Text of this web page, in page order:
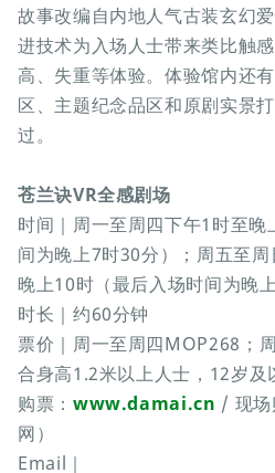
故事改编自内地人气古装玄幻
进技术为入场人士带来类比触
高、失重等体验。体验馆内还
区、主题纪念品区和原剧实景
过。
苍兰诀VR全感剧场
时间｜周一至周四下午1时至
间为晚上7时30分）；周五至
晚上10时（最后入场时间为晚上
时长｜约60分钟
票价｜周一至周四MOP268；
合身高1.2米以上人士，12岁及
购票： www.damai.cn / 现场
网）
Email｜